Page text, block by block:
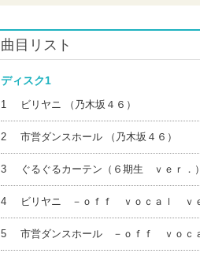
曲目リスト
ディスク1
1 ビリヤニ （乃木坂４６）
2 市営ダンスホール （乃木坂４６）
3 ぐるぐるカーテン（６期生 ｖｅｒ．
4 ビリヤニ －ｏｆｆ ｖｏｃａｌ ｖ
5 市営ダンスホール －ｏｆｆ ｖｏｃ